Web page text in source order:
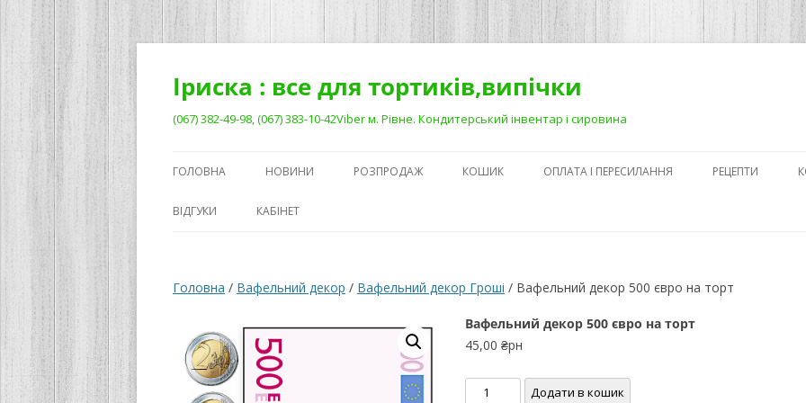
Перейти
Іриска : все для тортиків,випічки
(067) 382-49-98, (067) 383-10-42Viber м. Рівне. Кондитерський інвентар і сировина
ГОЛОВНА НОВИНИ РОЗПРОДАЖ КОШИК ОПЛАТА І ПЕРЕСИЛАННЯ РЕЦЕПТИ
АБО ЯК
ВІДГУКИ КАБІНЕТ
Головна / Вафельний декор / Вафельний декор Гроші / Вафельний декор 500 євро на торт
Вафельний декор 500 євро на торт
45,00 ₴рн
Вафельний Додати в кошик